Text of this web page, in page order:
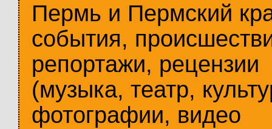
Пермь и Пермский
события,
репортажи, рецензии
(музыка, театр,
фотографии, видео